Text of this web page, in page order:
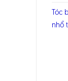
Tóc
nhổ